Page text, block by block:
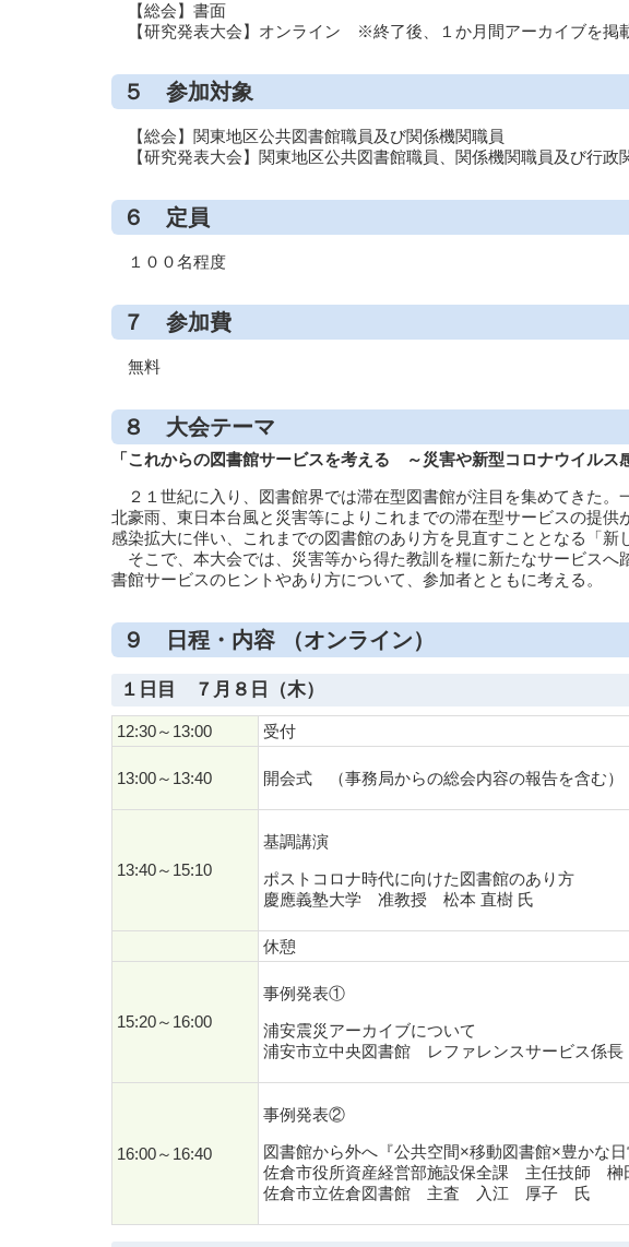
【総会】書面
【研究発表大会】オンライン ※終了後、１か月間アーカイブを掲載
５ 参加対象
【総会】関東地区公共図書館職員及び関係機関職員
【研究発表大会】関東地区公共図書館職員、関係機関職員及び行政
６ 定員
１００名程度
７ 参加費
無料
８ 大会テーマ
「これからの図書館サービスを考える ～災害や新型コロナウイルス
２１世紀に入り、図書館界では滞在型図書館が注目を集めてきた
北豪雨、東日本台風と災害等によりこれまでの滞在型サービスの提
感染拡大に伴い、これまでの図書館のあり方を見直すこととなる「新
そこで、本大会では、災害等から得た教訓を糧に新たなサービス
書館サービスのヒントやあり方について、参加者とともに考える。
９ 日程・内容 （オンライン）
１日目 ７月８日（木）
12:30～13:00 受付
13:00～13:40 開会式 （事務局からの総会内容の報告を含む）
13:40～15:10
基調講演
ポストコロナ時代に向けた図書館のあり方
慶應義塾大学 准教授 松本 直樹 氏
休憩
15:20～16:00
事例発表①
浦安震災アーカイブについて
浦安市立中央図書館 レファレンスサービス係
16:00～16:40
事例発表②
図書館から外へ『公共空間×移動図書館×豊かな日
佐倉市役所資産経営部施設保全課 主任技師 榊
佐倉市立佐倉図書館 主査 入江 厚子 氏